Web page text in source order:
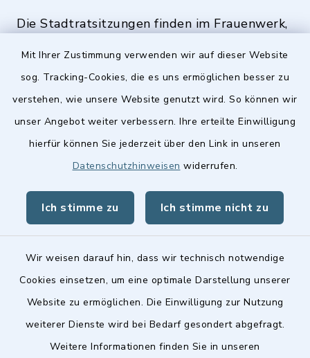
Mit Ihrer Zustimmung verwenden wir auf dieser Website
sog. Tracking-Cookies, die es uns ermöglichen besser zu
verstehen, wie unsere Website genutzt wird. So können wir
unser Angebot weiter verbessern. Ihre erteilte Einwilligung
hierfür können Sie jederzeit über den Link in unseren
Datenschutzhinweisen widerrufen.
Ich stimme zu Ich stimme nicht zu
Wir weisen darauf hin, dass wir technisch notwendige
Cookies einsetzen, um eine optimale Darstellung unserer
Website zu ermöglichen. Die Einwilligung zur Nutzung
weiterer Dienste wird bei Bedarf gesondert abgefragt.
Weitere Informationen finden Sie in unseren
Die Stadtratsitzungen finden im Frauenwerk,
Quicklinks
Stellenangebote
Landkreis Fürth
Barrierefreiheit